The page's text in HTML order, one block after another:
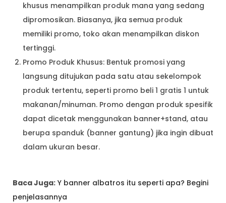
khusus menampilkan produk mana yang sedang
dipromosikan. Biasanya, jika semua produk
memiliki promo, toko akan menampilkan diskon
tertinggi.
Promo Produk Khusus: Bentuk promosi yang
langsung ditujukan pada satu atau sekelompok
produk tertentu, seperti promo beli 1 gratis 1 untuk
makanan/minuman. Promo dengan produk spesifik
dapat dicetak menggunakan banner+stand, atau
berupa spanduk (banner gantung) jika ingin dibuat
dalam ukuran besar.
Baca Juga: Y banner albatros itu seperti apa? Begini
penjelasannya